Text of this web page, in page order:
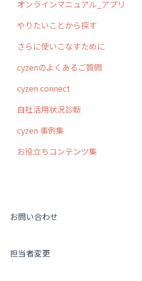
1. cyzenについて知ろう
2. 主要機能の概要
3. cyzenの位置情報取得について
4. cyzen利用前の準備：システ
5. 基本的な使い方：システム管
6. 基本的な使い方：ユーザー編
7. 初心者向けよくある質問集
8. 用語集
【業界業種別】cyzen設定方法
管理サイトの使い始め
ユーザー・グループ管理
行動管理
予定管理
スポット
ステータス・主観
報告書・行動種別
勤怠管理
帳票出力
商品
オンラインマニュアル_アプリ
アプリの使い始め
ホーム画面
スポット
報告閲覧
予定
日報
履歴
パフォーマンス
お知らせ
やりたいことから探す
行動管理
勤怠管理
予定管理
スポット
ステータス・主観
報告書・行動種別
活動通知
商品
さらに使いこなすために
はじめに
スポット・ステータス関連オプ
交通費自動計算
安全走行支援
写真管理・高画質化
その他オプション
契約・その他
cyzenのよくあるご質問
ログインについて
グループ・ユーザーについて
GPS・位置情報 について
ルート自動記録 について
報告書について
メンバー画面について
cyzen connect
自社活用状況診断
cyzen 事例集
お役立ちコンテンツ集
動画集：共通
お問い合わせ
担当者変更